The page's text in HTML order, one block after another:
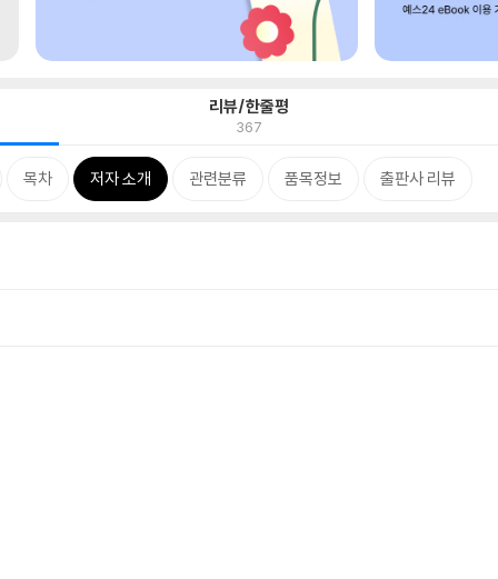
리뷰/한줄평
367
목차 저자 소개 관련분류 품목정보 출판사 리뷰